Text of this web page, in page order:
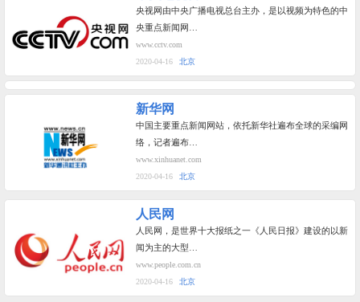
央视网由中央广播电视总台主办，是以视频为特色的中
央重点新闻网…
www.cctv.com
2020-04-16
北京
新华网
中国主要重点新闻网站，依托新华社遍布全球的采编网
络，记者遍布…
www.xinhuanet.com
2020-04-16
北京
人民网
人民网，是世界十大报纸之一《人民日报》建设的以新
闻为主的大型…
www.people.com.cn
2020-04-16
北京